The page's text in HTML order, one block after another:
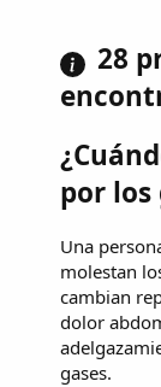
28
por los
Una
molestan
cambian
dolor
gases.